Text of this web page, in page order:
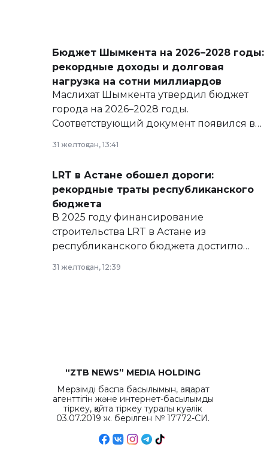
Бюджет Шымкента на 2026–2028 годы:
рекордные доходы и долговая
нагрузка на сотни миллиардов
Маслихат Шымкента утвердил бюджет
города на 2026–2028 годы.
Соответствующий документ появился в
сайте маслихат города.
31 желтоқсан, 13:41
LRT в Астане обошел дороги:
рекордные траты республиканского
бюджета
В 2025 году финансирование
строительства LRT в Астане из
республиканского бюджета достигло
31 желтоқсан, 12:39
“ZTB NEWS” MEDIA HOLDING
Мерзімді баспа басылымын, ақпарат
агенттігін және интернет-басылымды
тіркеу, қайта тіркеу туралы куәлік
03.07.2019 ж. берілген № 17772-СИ.